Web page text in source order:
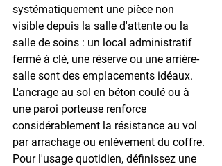
systématiquement une pièce non
visible depuis la salle d'attente ou la
salle de soins : un local administratif
fermé à clé, une réserve ou une arrière-
salle sont des emplacements idéaux.
L'ancrage au sol en béton coulé ou à
une paroi porteuse renforce
considérablement la résistance au vol
par arrachage ou enlèvement du coffre.
Pour l'usage quotidien, définissez une